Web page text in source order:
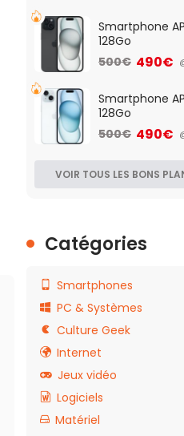
Smartphone
128Go
500€ 490€
Smartphone
128Go
500€ 490€
VOIR TOUS LES BONS
Catégories
Smartphones
PC & Systèmes
Culture Geek
Internet
Jeux vidéo
Logiciels
Matériel